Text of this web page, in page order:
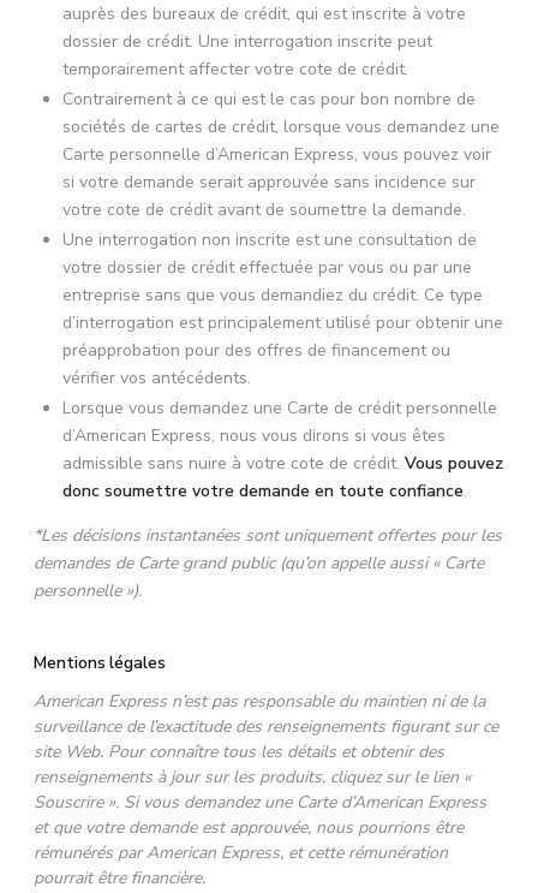
auprès des bureaux de crédit, qui est inscrite à votre
dossier de crédit. Une interrogation inscrite peut
temporairement affecter votre cote de crédit.
Contrairement à ce qui est le cas pour bon nombre de
sociétés de cartes de crédit, lorsque vous demandez une
Carte personnelle d’American Express, vous pouvez voir
si votre demande serait approuvée sans incidence sur
votre cote de crédit avant de soumettre la demande.
Une interrogation non inscrite est une consultation de
votre dossier de crédit effectuée par vous ou par une
entreprise sans que vous demandiez du crédit. Ce type
d’interrogation est principalement utilisé pour obtenir une
préapprobation pour des offres de financement ou
vérifier vos antécédents.
Lorsque vous demandez une Carte de crédit personnelle
d’American Express, nous vous dirons si vous êtes
admissible sans nuire à votre cote de crédit. Vous pouvez
donc soumettre votre demande en toute confiance.
*Les décisions instantanées sont uniquement offertes pour les
demandes de Carte grand public (qu’on appelle aussi « Carte
personnelle »).
Mentions légales
American Express n’est pas responsable du maintien ni de la
surveillance de l’exactitude des renseignements figurant sur ce
site Web. Pour connaître tous les détails et obtenir des
renseignements à jour sur les produits, cliquez sur le lien «
Souscrire ». Si vous demandez une Carte d’American Express
et que votre demande est approuvée, nous pourrions être
rémunérés par American Express, et cette rémunération
pourrait être financière.